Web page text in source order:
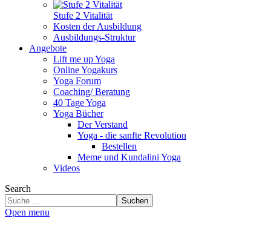
Stufe 2 Vitalität
Kosten der Ausbildung
Ausbildungs-Struktur
Angebote
Lift me up Yoga
Online Yogakurs
Yoga Forum
Coaching/ Beratung
40 Tage Yoga
Yoga Bücher
Der Verstand
Yoga - die sanfte Revolution
Bestellen
Meme und Kundalini Yoga
Videos
Search
Suchen
Open menu